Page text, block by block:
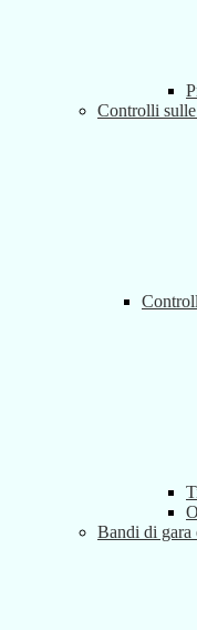
Controlli
Bandi di gara